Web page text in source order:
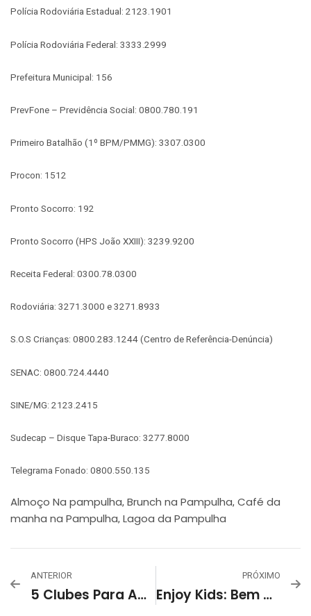
Polícia Rodoviária Estadual: 2123.1901
Polícia Rodoviária Federal: 3333.2999
Prefeitura Municipal: 156
PrevFone – Previdência Social: 0800.780.191
Primeiro Batalhão (1º BPM/PMMG): 3307.0300
Procon: 1512
Pronto Socorro: 192
Pronto Socorro (HPS João XXIII): 3239.9200
Receita Federal: 0300.78.0300
Rodoviária: 3271.3000 e 3271.8933
S.O.S Crianças: 0800.283.1244 (Centro de Referência-Denúncia)
SENAC: 0800.724.4440
SINE/MG: 2123.2415
Sudecap – Disque Tapa-Buraco: 3277.8000
Telegrama Fonado: 0800.550.135
Almoço Na pampulha, Brunch na Pampulha, Café da
manha na Pampulha, Lagoa da Pampulha
ANTERIOR
5 Clubes Para Aproveitar Na Pampulha, A Região Mais Charmosa De Belo Horizonte
PRÓXIMO
Enjoy Kids: Bem Vindo Ao Novo!